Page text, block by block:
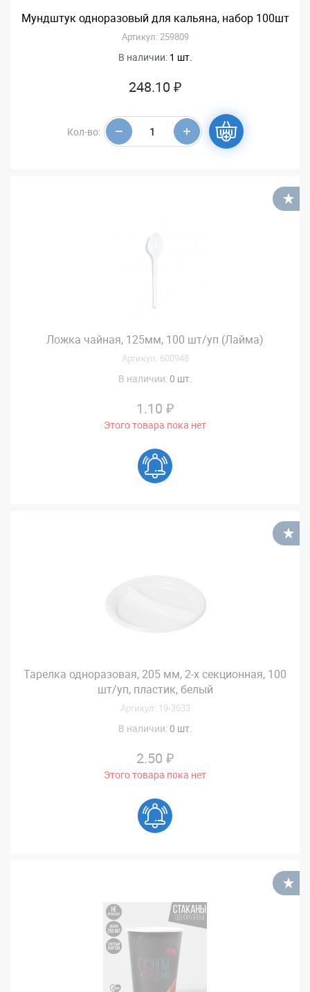
Мундштук одноразовый для кальяна, набор 100шт
Артикул: 259809
В наличии: 1 шт.
248.10 ₽
Кол-во:
Ложка чайная, 125мм, 100 шт/уп (Лайма)
Артикул: 600948
В наличии: 0 шт.
1.10 ₽
Этого товара пока нет
Тарелка одноразовая, 205 мм, 2-х секционная, 100
шт/уп, пластик, белый
Артикул: 19-3633
В наличии: 0 шт.
2.50 ₽
Этого товара пока нет